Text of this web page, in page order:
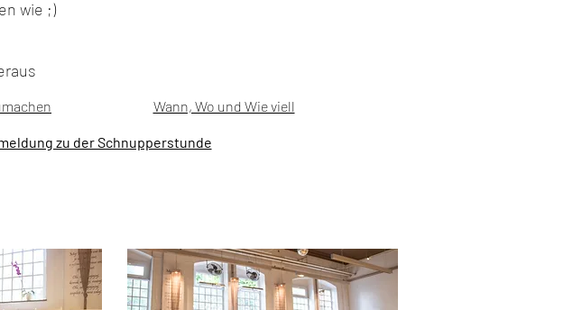
wie ;)
Wann, Wo und Wie viell
zu der Schnupperstunde